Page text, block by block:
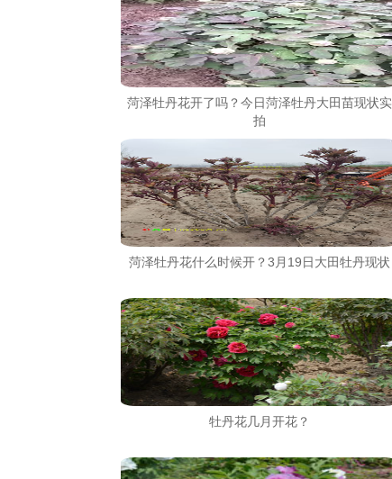
菏泽牡丹花开了吗？今日菏泽牡丹大田苗现状实
拍
菏泽牡丹花什么时候开？3月19日大田牡丹现状
牡丹花几月开花？